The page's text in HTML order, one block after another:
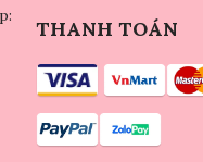
THANH TOÁN